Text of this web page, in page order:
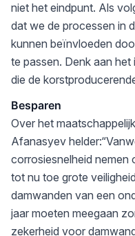
niet het eindpunt. Als
dat we de processen in
kunnen beïnvloeden
te passen. Denk aan
die de
Besparen
Over het
Afanasyev
corrosiesnelheid nemen
tot nu toe grote
damwanden van een
jaar moeten meegaan
zekerheid voor